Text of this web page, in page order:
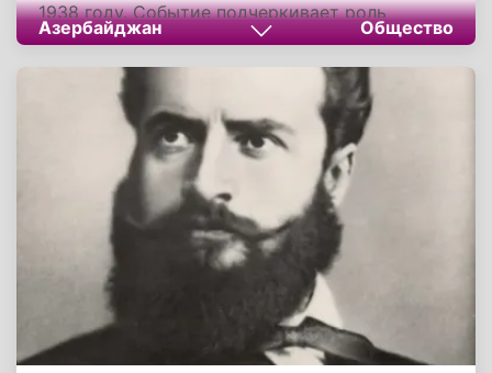
1938 году. Событие подчеркивает роль
отрасли в укреплении экономики,
международных связей и национальной
идентичности. Традиции чествования памяти
лидеров страны и награждения специалистов
отражают уважение к истории и
профессионализму тех, кто связывает
Азербайджан с небом.
Азербайджан Общество